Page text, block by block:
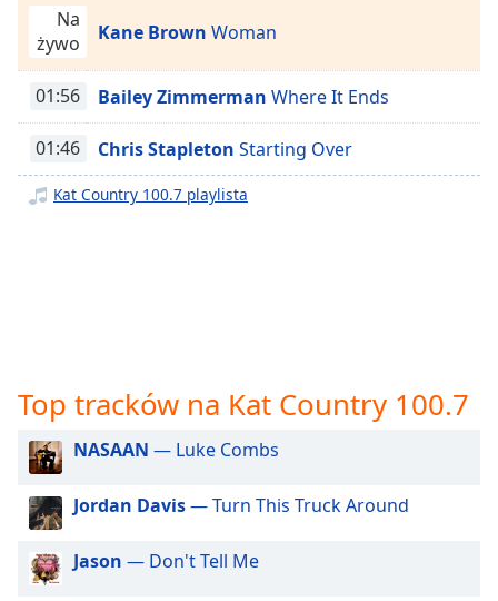
Chapters
Chapters
Descriptions
descriptions
selected
dialog
subtitles
off
selected
Audio
Track
Picture-
Na
żywo
Kane Brown Woman
01:56 Bailey Zimmerman Where It Ends
01:46 Chris Stapleton Starting Over
Kat Country 100.7 playlista
Top tracków na Kat Country 100.7
NASAAN — Luke Combs
Jordan Davis— Turn This Truck Around
Jason — Don't Tell Me